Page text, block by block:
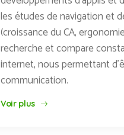
les études de navigation et
(croissance du CA,
recherche et compare
internet, nous permettant
communication.
Voir plus